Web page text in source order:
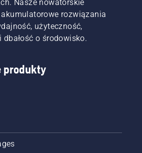
Nasze nowatorskie
rozwiązania
użyteczność,
dbałość o środowisko.
produkty